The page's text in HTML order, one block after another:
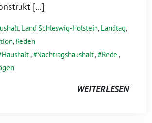
[…]
, Land Schleswig-Holstein, Landtag,
, Reden
Haushalt, Nachtragshaushalt, Rede ,
WEITERLESEN